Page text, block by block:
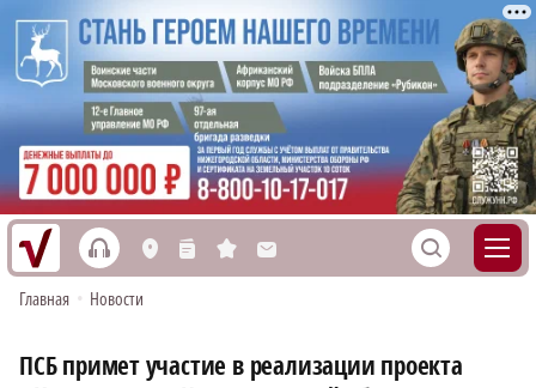
h L n s M S
Главная • Новости
ПСБ примет участие в реализации проекта